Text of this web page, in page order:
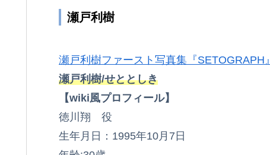
瀬戸利樹
瀬戸利樹ファースト写真集『SETOGRAPH』
瀬戸利樹/せととしき
【wiki風プロフィール】
徳川翔 役
生年月日：1995年10月7日